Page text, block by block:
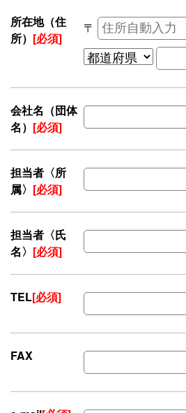
所在地（住
所） [必須]
〒
会社名（団体
名） [必須]
担当者〈所
属〉 [必須]
担当者〈氏
名〉 [必須]
TEL[必須]
FAX